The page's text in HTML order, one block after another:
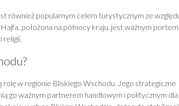
również popularnym celem turystycznym ze
położona na północy kraju, jest ważnym
religii.
w regionie Bliskiego Wschodu. Jego strategiczne
go ważnym partnerem handlowym i politycznym dla